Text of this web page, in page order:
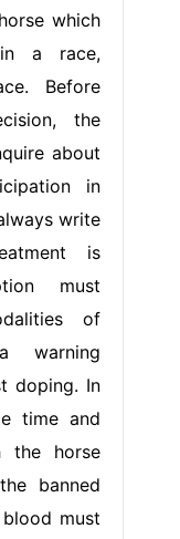
which
a race,
Before
the
about
in
write
is
must
of
warning
doping. In
time and
the horse
banned
must